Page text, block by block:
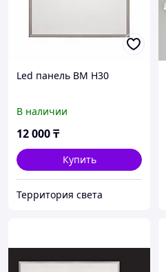
Led панель BM H30
В наличии
12 000₸
Купить
Территория света